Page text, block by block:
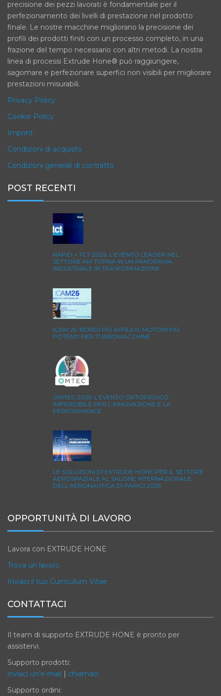
precisione dei pezzi lavorati è fondamentale per il
perfezionamento dei livelli di prestazione nel prodotto
finale. Le nostre macchine migliorano la precisione dei
profili dei prodotti finiti con un processo completo, in una
frazione del tempo necessario con altri metodi. La nostra
linea di processi Extrude Hone® può raggiungere,
sagomare e perfezionare superfici non visibili per migliorare
prestazioni misurabili.
Privacy Policy
Cookie Policy
Imprint
Condizioni di acquisto
Condizioni generali di contratto
POST RECENTI
RAPID + TCT 2026: L’EVENTO LEADER NEL
SETTORE AM TORNA IN UN PANORAMA
INDUSTRIALE IN TRASFORMAZIONE
ICAM 25: BORDI PIÙ AFFILATI, MOTORI PIÙ
POTENTI PER TURBOMACCHINE
OMTEC 2025: L’EVENTO ORTOPEDICO
IMPERDIBILE PER L’INNOVAZIONE E LA
PERFORMANCE
LE SOLUZIONI DI EXTRUDE HONE PER IL SETTORE
AEROSPAZIALE AL SALONE INTERNAZIONALE
DELL’AERONAUTICA DI PARIGI 2025
OPPORTUNITÀ DI LAVORO
Lavora con EXTRUDE HONE
Trova un lavoro
Inviaci il tuo Curriculum Vitae
CONTATTACI
Il team di supporto EXTRUDE HONE è pronto per
assistervi.
Supporto prodotti:
inviaci un’e-mail | chiamaci
Supporto ordini: